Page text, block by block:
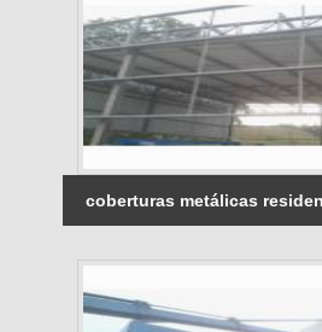
coberturas metálicas